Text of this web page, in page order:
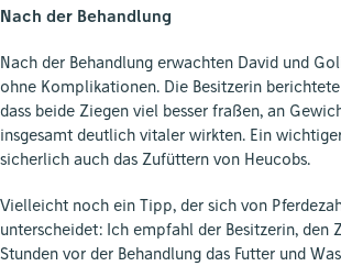
Nach der Behandlung
Nach der Behandlung erwachten David und
ohne Komplikationen. Die Besitzerin
dass beide Ziegen viel besser fraßen, an
insgesamt deutlich vitaler wirkten. Ein
sicherlich auch das Zufüttern von Heucobs.
Vielleicht noch ein Tipp, der sich von
unterscheidet: Ich empfahl der Besitzerin, den
Stunden vor der Behandlung das Futter und